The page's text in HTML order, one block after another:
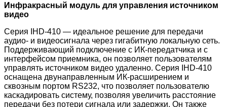
Инфракрасный модуль для управления источником
видео
Серия IHD-410 — идеальное решение для передачи
аудио- и видеосигнала через гигабитную локальную сеть.
Поддерживающий подключение с ИК-передатчика и с
интерфейсом приемника, он позволяет пользователям
управлять источником видео удаленно. Серия IHD-410
оснащена двунаправленным ИК-расширением и
сквозным портом RS232, что позволяет пользователю
каскадировать систему, позволяя увеличить расстояние
передачи без потери сигнала или задержки. Он также